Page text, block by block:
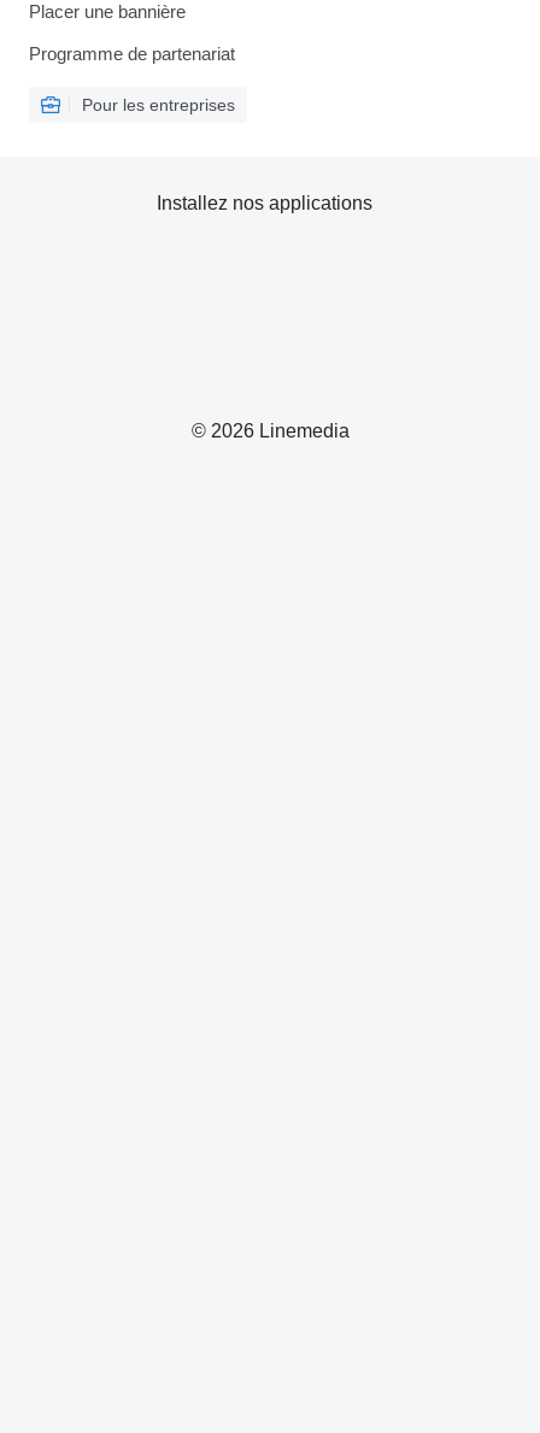
Placer une bannière
Programme de partenariat
Pour les entreprises
© 2026 Linemedia
Installez nos applications